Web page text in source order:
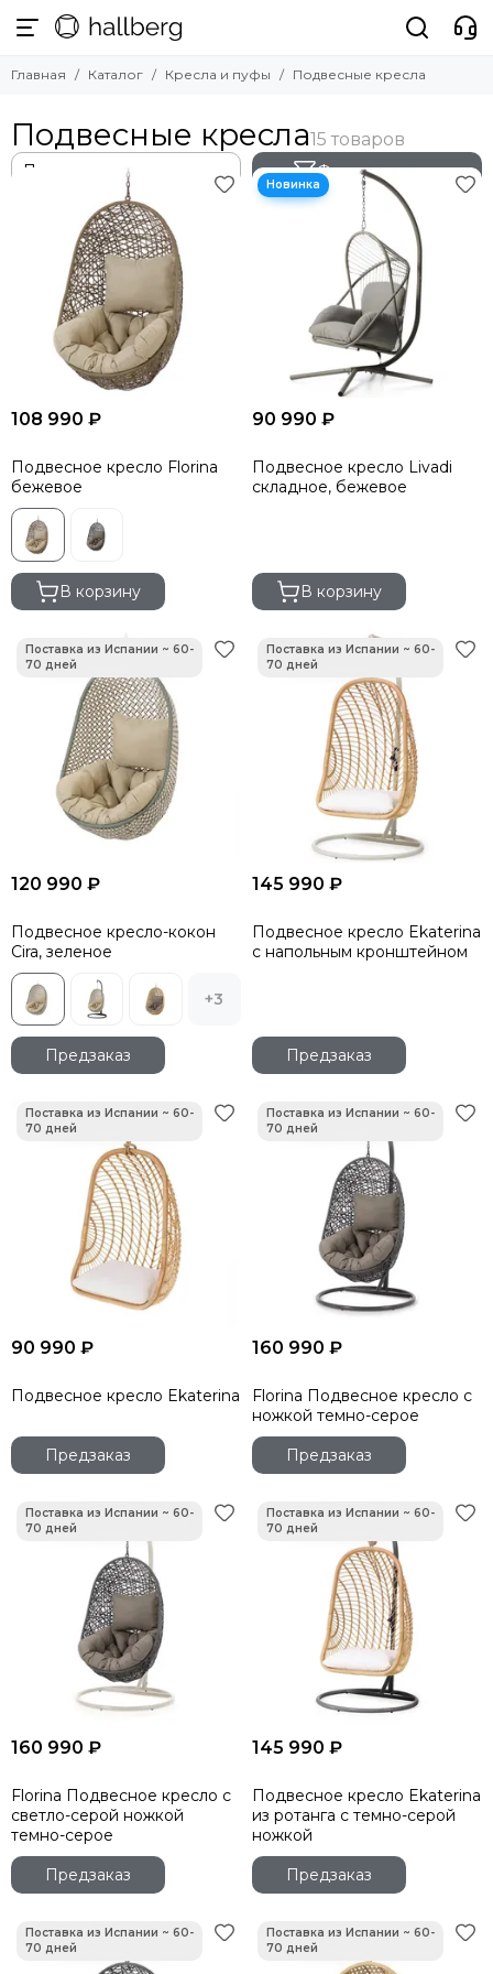
Кресла и пуфы
Офисные кресла
Подвесные кресла
Кресла-качалки
Пуфы и банкетки
Главная Каталог Кресла и пуфы Подвесные кресла
Подвесные кресла
Фильтр товаров
108 990 ₽
Подвесное кресло Florina
бежевое
В корзину
90 990 ₽
Подвесное кресло Livadi
складное, бежевое
В корзину
120 990 ₽
Подвесное кресло-кокон
Cira, зеленое
+3
Предзаказ
145 990 ₽
Подвесное кресло Ekaterina
с напольным кронштейном
Предзаказ
90 990 ₽
Подвесное кресло Ekaterina
Предзаказ
160 990 ₽
Florina Подвесное кресло с
ножкой темно-серое
Предзаказ
160 990 ₽
Florina Подвесное кресло с
светло-серой ножкой
темно-серое
Предзаказ
145 990 ₽
Подвесное кресло Ekaterina
из ротанга с темно-серой
ножкой
Предзаказ